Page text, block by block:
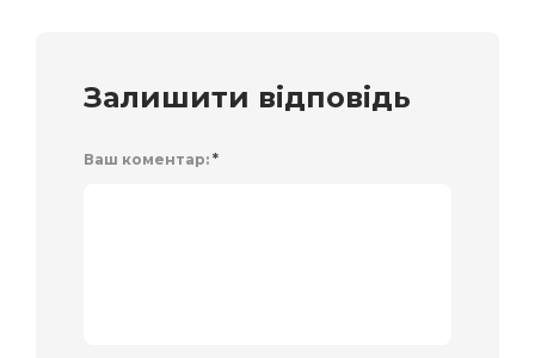
Залишити відповідь
Ваш коментар: *